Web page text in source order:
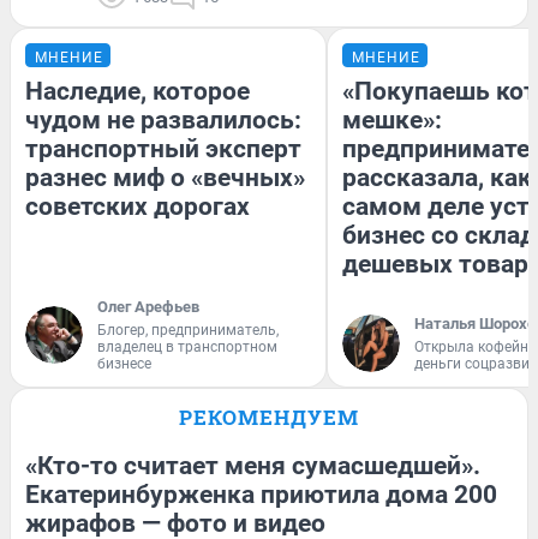
МНЕНИЕ
Наследие, которое
чудом не развалилось:
транспортный эксперт
разнес миф о «вечных»
советских дорогах
Олег Арефьев
Блогер, предприниматель,
владелец в транспортном
бизнесе
МНЕНИЕ
«Покупаешь
мешке»:
рассказала, как
самом деле
бизнес со
дешевых
Наталья
Открыла
деньги
РЕКОМЕНДУЕМ
«Кто-то считает меня сумасшедшей».
Екатеринбурженка приютила дома 200
жирафов — фото и видео